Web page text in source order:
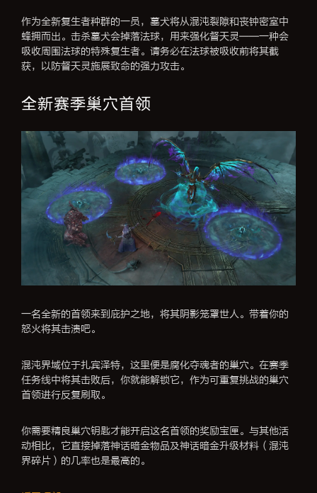
作为全新复生者种群的一员，墓犬将从混沌裂隙和丧钟密室中
蜂拥而出。击杀墓犬会掉落法球，用来强化督天灵——一种会
吸收周围法球的特殊复生者。请务必在法球被吸收前将其截
获，以防督天灵施展致命的强力攻击。
全新赛季巢穴首领
一名全新的首领来到庇护之地，将其阴影笼罩世人。带着你的
怒火将其击溃吧。
混沌界域位于扎宾泽特，这里便是腐化夺魂者的巢穴。在赛季
任务线中将其击败后，你就能解锁它，作为可重复挑战的巢穴
首领进行反复刷取。
你需要精良巢穴钥匙才能开启这名首领的奖励宝匣。与其他活
动相比，它直接掉落神话暗金物品及神话暗金升级材料（混沌
界碎片）的几率也是最高的。